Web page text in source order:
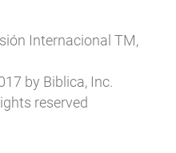
Internacional TM,
by Biblica, Inc.
reserved